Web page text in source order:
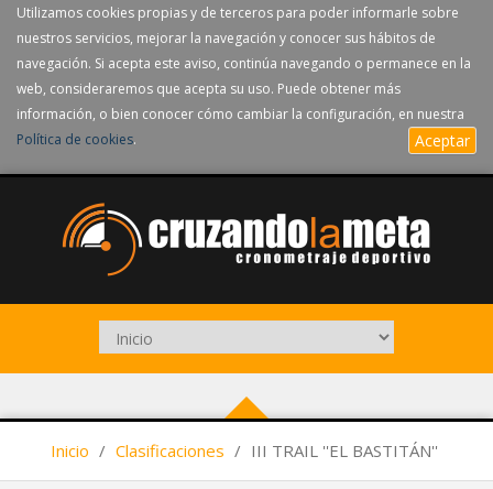
Utilizamos cookies propias y de terceros para poder informarle sobre
nuestros servicios, mejorar la navegación y conocer sus hábitos de
navegación. Si acepta este aviso, continúa navegando o permanece en la
web, consideraremos que acepta su uso. Puede obtener más
información, o bien conocer cómo cambiar la configuración, en nuestra
Política de cookies. Aceptar
Inicio / Clasificaciones / III TRAIL ''EL BASTITÁN''